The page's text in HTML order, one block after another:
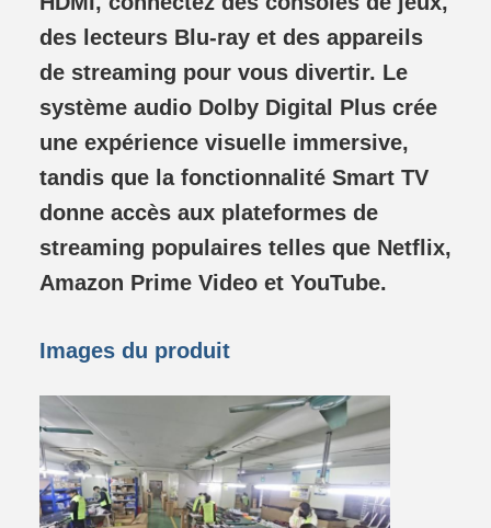
des lecteurs Blu-ray et des appareils
de streaming pour vous divertir. Le
système audio Dolby Digital Plus crée
une expérience visuelle immersive,
tandis que la fonctionnalité Smart TV
donne accès aux plateformes de
streaming populaires telles que Netflix,
Amazon Prime Video et YouTube.
Images du produit